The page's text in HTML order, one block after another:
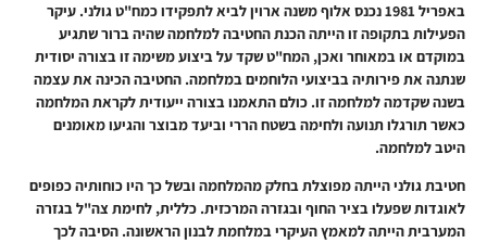
באפריל 1981 נכנס אלוף משנה ארוין לביא לתפקידו כמח"ט גולני.
עיקר
הפעילות בתקופה זוהייתה הכנתהחטיבה למלחמה שהיה ברור שתגיע
במוקדם או במאוחר ואכן, המח"ט שקד על ביצוע משימה זו בצורה יסודית
שנתנה את פירותיה בביצועי הלוחמים במלחמה. החטיבה הכינה את עצמה
בשנה שקדמה למלחמה זו. כולם התאמנו בצורה ייעודית לקראת המלחמה
כאשר תורגלו תנועה ולחימה בשטח הררי וביעד מבוצר והגיעו מאומנים
היטב למלחמה.
חטיבת גולני הייתה מפוצלת בחלק מהמלחמה ובשל כך היו כוחותיה כפופים
לאוגדות שפעלו בציר החוף ובגזרה המרכזית. כללית, לחימת צה"ל בגזרה
המערבית הייתה למאמץ העיקרי במלחמת לבנון הראשונה. הסיבה לכך